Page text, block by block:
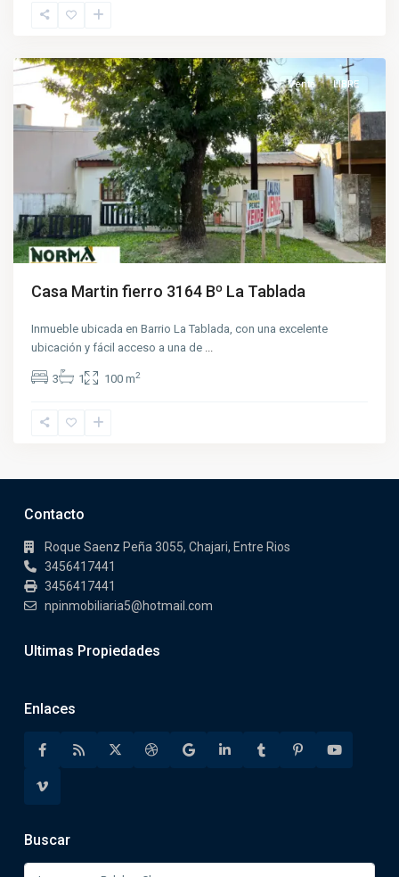
Venta LIBRE
Casa Martin fierro 3164 Bº La Tablada
Inmueble ubicada en Barrio La Tablada, con una excelente
ubicación y fácil acceso a una de ...
3 1 100 m2
Contacto
Roque Saenz Peña 3055, Chajari, Entre Rios
3456417441
3456417441
npinmobiliaria5@hotmail.com
Ultimas Propiedades
Enlaces
Buscar